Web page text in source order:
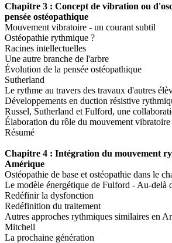
Chapitre 3 : Concept de vibration ou
pensée ostéopathique
Mouvement vibratoire - un courant subtil
Ostéopathie rythmique ?
Racines intellectuelles
Une autre branche de l'arbre
Évolution de la pensée ostéopathique
Sutherland
Le rythme au travers des travaux d'autres
Développements en duction résistive
Russel, Sutherland et Fulford, une
Élaboration du rôle du mouvement
Résumé
Chapitre 4 : Intégration du mouvement
Amérique
Ostéopathie de base et ostéopathie dans le
Le modèle énergétique de Fulford - Au-delà
Redéfinir la dysfonction
Redéfinition du traitement
Autres approches rythmiques similaires en
Mitchell
La prochaine génération